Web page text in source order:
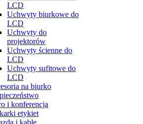
LCD
Uchwyty biurkowe do
LCD
Uchwyty do
projektorów
Uchwyty ścienne do
LCD
Uchwyty sufitowe do
LCD
na biurko
i konferencja
etykiet
i kable